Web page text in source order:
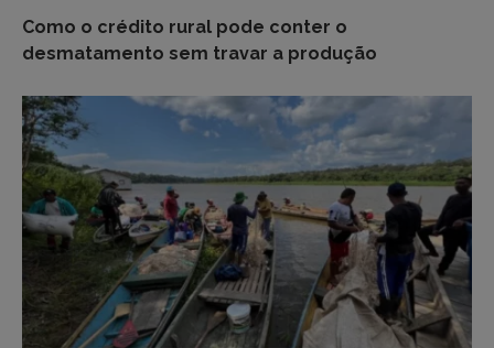
Como o crédito rural pode conter o
desmatamento sem travar a produção